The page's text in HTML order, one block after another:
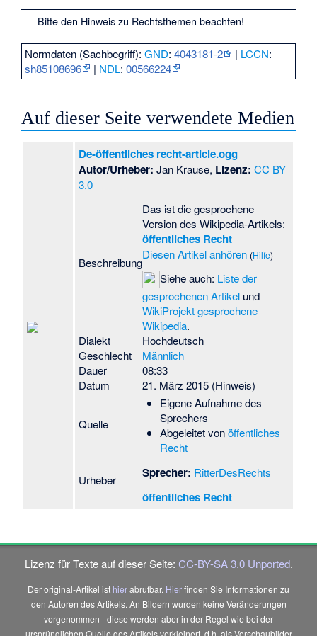
Bitte den Hinweis zu Rechtsthemen beachten!
Normdaten (Sachbegriff):GND:4043181-2 | LCCN:
sh85108696
| NDL:00566224
Auf dieser Seite verwendete Medien
De-öffentliches recht-article.ogg
Autor/Urheber: Jan Krause, Lizenz: CC BY
3.0
Beschreibung
Das ist die gesprochene
Version des Wikipedia-Artikels:
öffentliches Recht
Diesen Artikel anhören (Hilfe)
Siehe auch: Liste der
gesprochenen Artikel und
WikiProjekt gesprochene
Wikipedia.
Dialekt
Hochdeutsch
Geschlecht
Männlich
Dauer
08:33
Datum
21. März 2015 (Hinweis)
Quelle
Eigene Aufnahme des
Sprechers
Abgeleitet vonöffentliches
Recht
Urheber Sprecher: RitterDesRechts
öffentliches Recht
Lizenz für Texte auf dieser Seite: CC-BY-SA 3.0 Unported.
Der original-Artikel ist hierabrufbar. Hierfinden Sie Informationen zu
den Autoren des Artikels. An Bildern wurden keine Veränderungen
vorgenommen - diese werden aber in der Regel wie bei der
ursprünglichen Quelle des Artikels verkleinert, d.h. als Vorschaubilder